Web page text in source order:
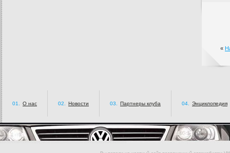
«
01. О нас 02. Новости 03. Партнеры клуба 04. Энциклопедия